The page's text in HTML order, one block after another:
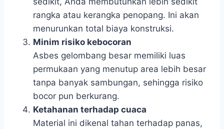
rangka atau kerangka penopang. Ini akan
menurunkan total biaya konstruksi.
Minim risiko kebocoran
Asbes gelombang besar memiliki luas
permukaan yang menutup area lebih besar
tanpa banyak sambungan, sehingga risiko
bocor pun berkurang.
Ketahanan terhadap cuaca
Material ini dikenal tahan terhadap panas,